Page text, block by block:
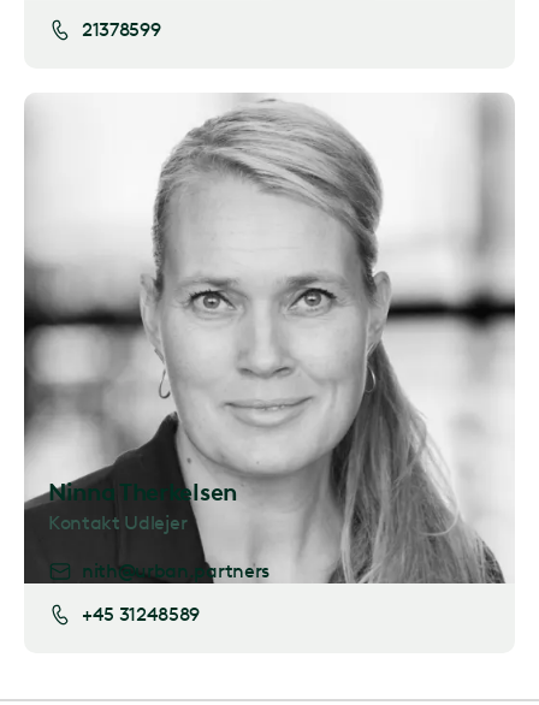
21378599
Ninna Therkelsen
Kontakt Udlejer
nith@urban.partners
+45 31248589